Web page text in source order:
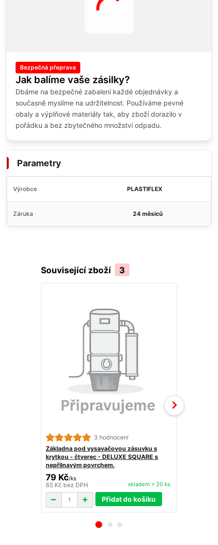
Bezpečná přeprava
Jak balíme vaše zásilky?
Dbáme na bezpečné zabalení každé objednávky a
současně myslíme na udržitelnost. Používáme pevné
obaly a výplňové materiály tak, aby zboží dorazilo v
pořádku a bez zbytečného množství odpadu.
Parametry
Výrobce PLASTIFLEX
Záruka 24 měsíců
Související zboží 3
3 hodnocení
Základna pod vysavačovou zásuvku s
krytkou - čtverec - DELUXE SQUARE s
nepřilnavým povrchem.
79 Kč/ks
65 Kč bez DPH skladem > 20 ks
Přidat do košíku